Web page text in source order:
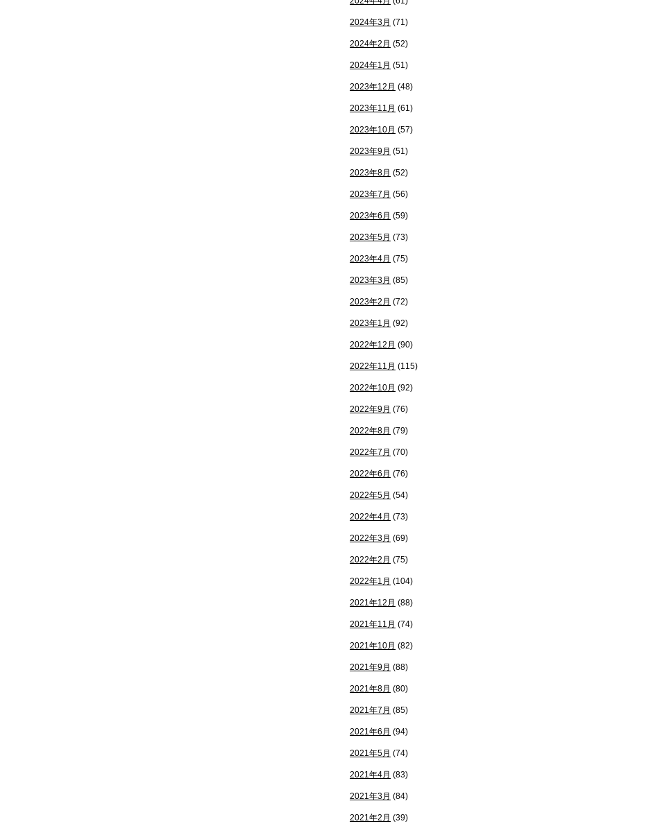
2024年3月 (71)
2024年2月 (52)
2024年1月 (51)
2023年12月 (48)
2023年11月 (61)
2023年10月 (57)
2023年9月 (51)
2023年8月 (52)
2023年7月 (56)
2023年6月 (59)
2023年5月 (73)
2023年4月 (75)
2023年3月 (85)
2023年2月 (72)
2023年1月 (92)
2022年12月 (90)
2022年11月 (115)
2022年10月 (92)
2022年9月 (76)
2022年8月 (79)
2022年7月 (70)
2022年6月 (76)
2022年5月 (54)
2022年4月 (73)
2022年3月 (69)
2022年2月 (75)
2022年1月 (104)
2021年12月 (88)
2021年11月 (74)
2021年10月 (82)
2021年9月 (88)
2021年8月 (80)
2021年7月 (85)
2021年6月 (94)
2021年5月 (74)
2021年4月 (83)
2021年3月 (84)
2021年2月 (39)